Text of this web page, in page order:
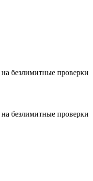
на безлимитные проверки
на безлимитные проверки